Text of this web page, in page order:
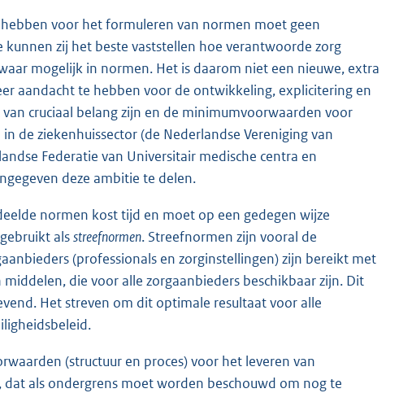
voor het formuleren van normen moet geen
zij het beste vaststellen hoe verantwoorde zorg
mogelijk in normen. Het is daarom niet een nieuwe, extra
aandacht te hebben voor de ontwikkeling, explicitering en
cruciaal belang zijn en de minimumvoorwaarden voor
de ziekenhuissector (de Nederlandse Vereniging van
Federatie van Universitair medische centra en
deze ambitie te delen.
normen kost tijd en moet op een gedegen wijze
alsstreefnormen. Streefnormen zijn vooral de
(professionals en zorginstellingen) zijn bereikt met
die voor alle zorgaanbieders beschikbaar zijn. Dit
Het streven om dit optimale resultaat voor alle
(structuur en proces) voor het leveren van
als ondergrens moet worden beschouwd om nog te